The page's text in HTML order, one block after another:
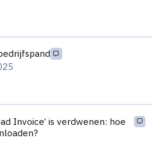
Invoice’ is verdwenen: hoe